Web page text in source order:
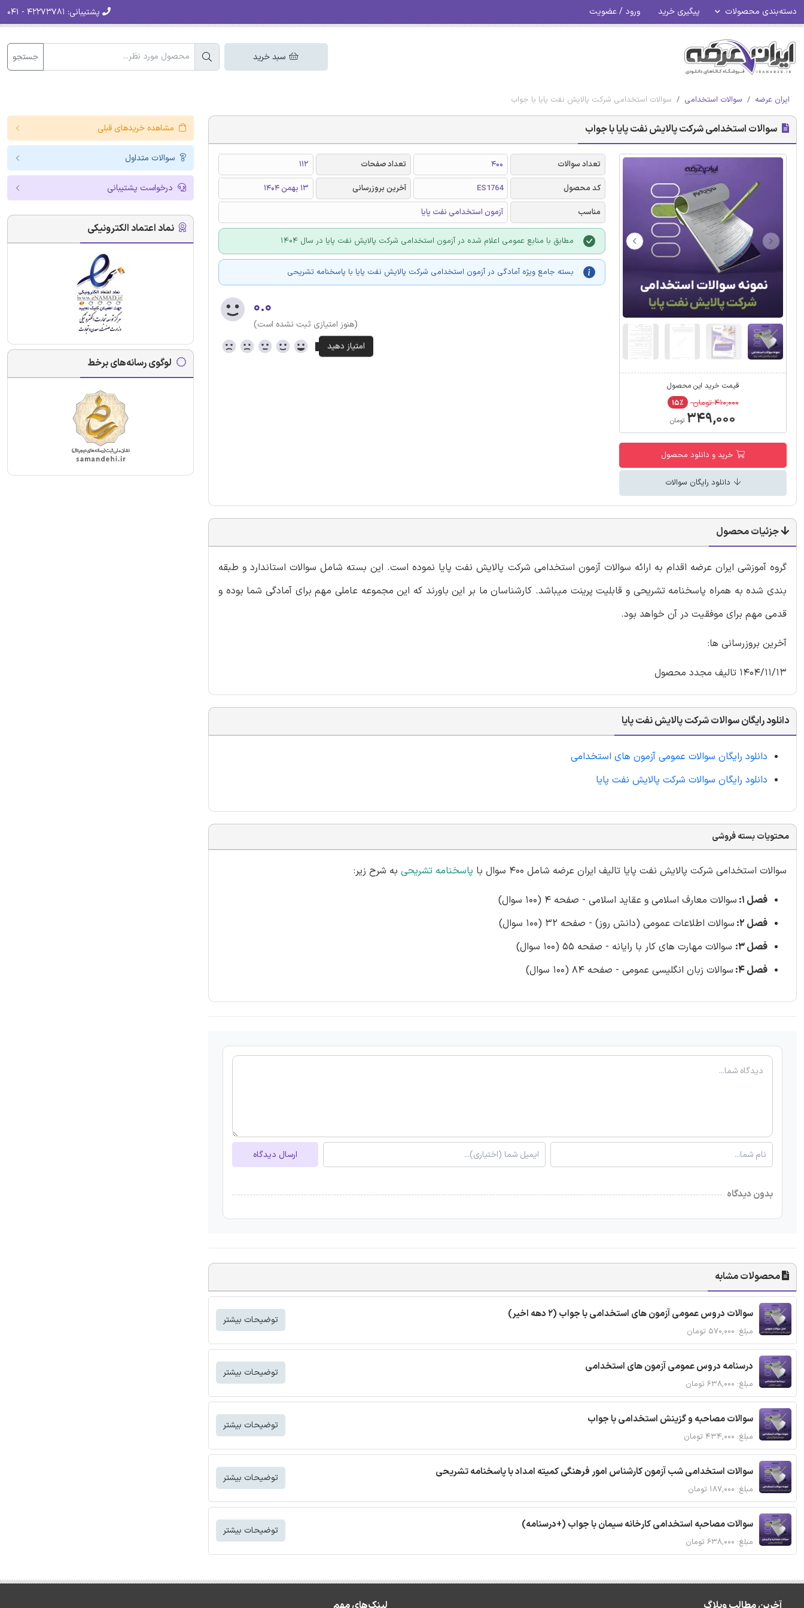
دسته‌بندی محصولات پیگیری خرید ورود / عضویت پشتیبانی:
سبد خرید جستجو
ایران عرضه سوالات استخدامی سوالات استخدامی شرکت پالایش نفت پایا با جواب
سوالات استخدامی شرکت پالایش نفت پایا با جواب
قیمت خرید این محصول
۴۱۰,۰۰۰ تومان ۱۵٪
۳۴۹,۰۰۰ تومان
خرید و دانلود محصول
دانلود رایگان سوالات
تعداد سوالات 400 تعداد صفحات
112
کد محصول
ES1764 آخرین بروزرسانی
13 بهمن 1404
مناسب
آزمون استخدامی نفت پایا
مطابق با منابع عمومی اعلام شده در آزمون استخدامی شرکت پالایش نفت پایا در سال 1404
بسته جامع ویژه آمادگی در آزمون استخدامی شرکت پالایش نفت پایا با پاسخنامه تشریحی
۰.۰
(هنوز امتیازی ثبت نشده است)
جزئیات محصول
گروه آموزشی ایران عرضه اقدام به ارائه سوالات آزمون استخدامی شرکت پالایش نفت پایا نموده است. این بسته شامل سوالات استاندارد و طبقه
بندی شده به همراه پاسخنامه تشریحی و قابلیت پرینت میباشد. کارشناسان ما بر این باورند که این مجموعه عاملی مهم برای آمادگی شما بوده و
قدمی مهم برای موفقیت در آن خواهد بود.
آخرین بروزرسانی ها:
1404/11/13 تالیف مجدد محصول
دانلود رایگان سوالات شرکت پالایش نفت پایا
دانلود رایگان سوالات عمومی آزمون های استخدامی
دانلود رایگان سوالات شرکت پالایش نفت پایا
محتویات بسته فروشی
سوالات استخدامی شرکت پالایش نفت پایا تالیف ایران عرضه شامل 400 سوال با پاسخنامه تشریحی به شرح زیر:
فصل 1:
سوالات معارف اسلامی و عقاید اسلامی - صفحه 4 (100 سوال)
فصل 2:
سوالات اطلاعات عمومی (دانش روز) - صفحه 32 (100 سوال)
فصل 3:
سوالات مهارت های کار با رایانه - صفحه 55 (100 سوال)
فصل 4:
سوالات زبان انگلیسی عمومی - صفحه 84 (100 سوال)
ارسال دیدگاه
بدون دیدگاه
محصولات مشابه
سوالات دروس عمومی آزمون های استخدامی با جواب (2 دهه اخیر)
مبلغ: ۵۷۰,۰۰۰ تومان
توضیحات بیشتر
درسنامه دروس عمومی آزمون های استخدامی
مبلغ: ۶۳۸,۰۰۰ تومان
توضیحات بیشتر
سوالات مصاحبه و گزینش استخدامی با جواب
مبلغ: ۴۳۴,۰۰۰ تومان
توضیحات بیشتر
سوالات استخدامی شب آزمون کارشناس امور فرهنگی کمیته امداد با پاسخنامه تشریحی
مبلغ: ۱۸۷,۰۰۰ تومان
توضیحات بیشتر
سوالات مصاحبه استخدامی کارخانه سیمان با جواب (+درسنامه)
مبلغ: ۶۳۸,۰۰۰ تومان
توضیحات بیشتر
مشاهده خریدهای قبلی
سوالات متداول
درخواست پشتیبانی
نماد اعتماد الکترونیکی
لوگوی رسانه‌های برخط